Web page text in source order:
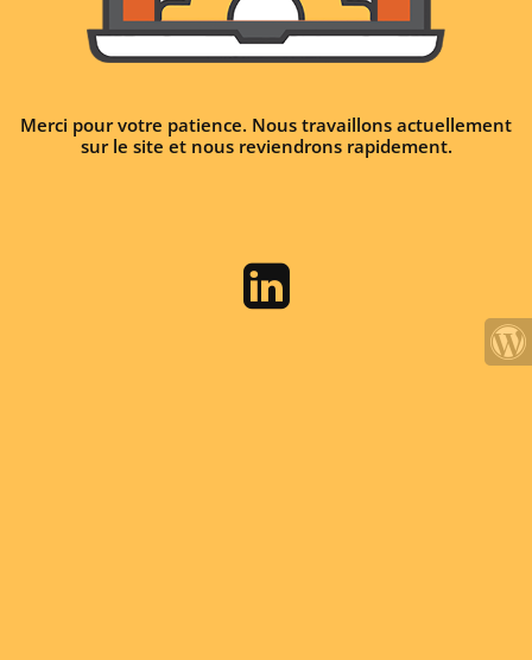
Merci pour votre patience. Nous travaillons actuellement
sur le site et nous reviendrons rapidement.